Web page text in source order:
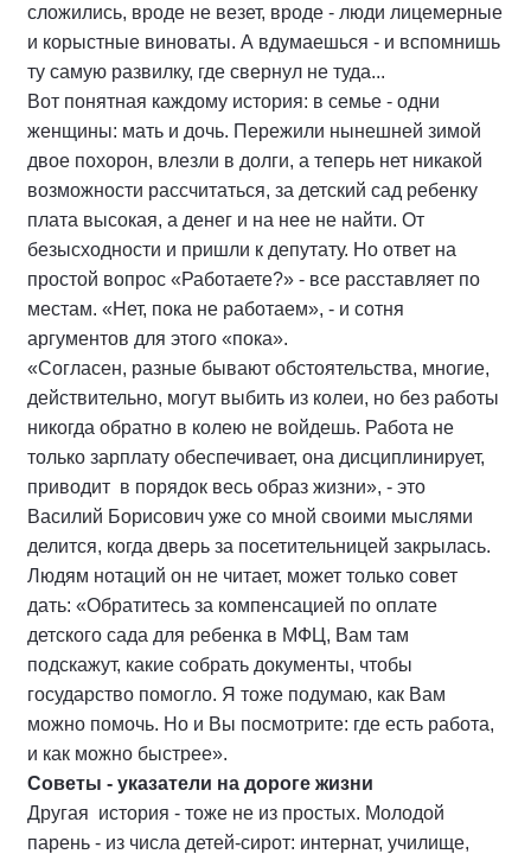
сложились, вроде не везет, вроде - люди лицемерные
и корыстные виноваты. А вдумаешься - и вспомнишь
ту самую развилку, где свернул не туда...
Вот понятная каждому история: в семье - одни
женщины: мать и дочь. Пережили нынешней зимой
двое похорон, влезли в долги, а теперь нет никакой
возможности рассчитаться, за детский сад ребенку
плата высокая, а денег и на нее не найти. От
безысходности и пришли к депутату. Но ответ на
простой вопрос «Работаете?» - все расставляет по
местам. «Нет, пока не работаем», - и сотня
аргументов для этого «пока».
«Согласен, разные бывают обстоятельства, многие,
действительно, могут выбить из колеи, но без работы
никогда обратно в колею не войдешь. Работа не
только зарплату обеспечивает, она дисциплинирует,
приводит в порядок весь образ жизни», - это
Василий Борисович уже со мной своими мыслями
делится, когда дверь за посетительницей закрылась.
Людям нотаций он не читает, может только совет
дать: «Обратитесь за компенсацией по оплате
детского сада для ребенка в МФЦ, Вам там
подскажут, какие собрать документы, чтобы
государство помогло. Я тоже подумаю, как Вам
можно помочь. Но и Вы посмотрите: где есть работа,
и как можно быстрее».
Советы - указатели на дороге жизни
Другая история - тоже не из простых. Молодой
парень - из числа детей-сирот: интернат, училище,